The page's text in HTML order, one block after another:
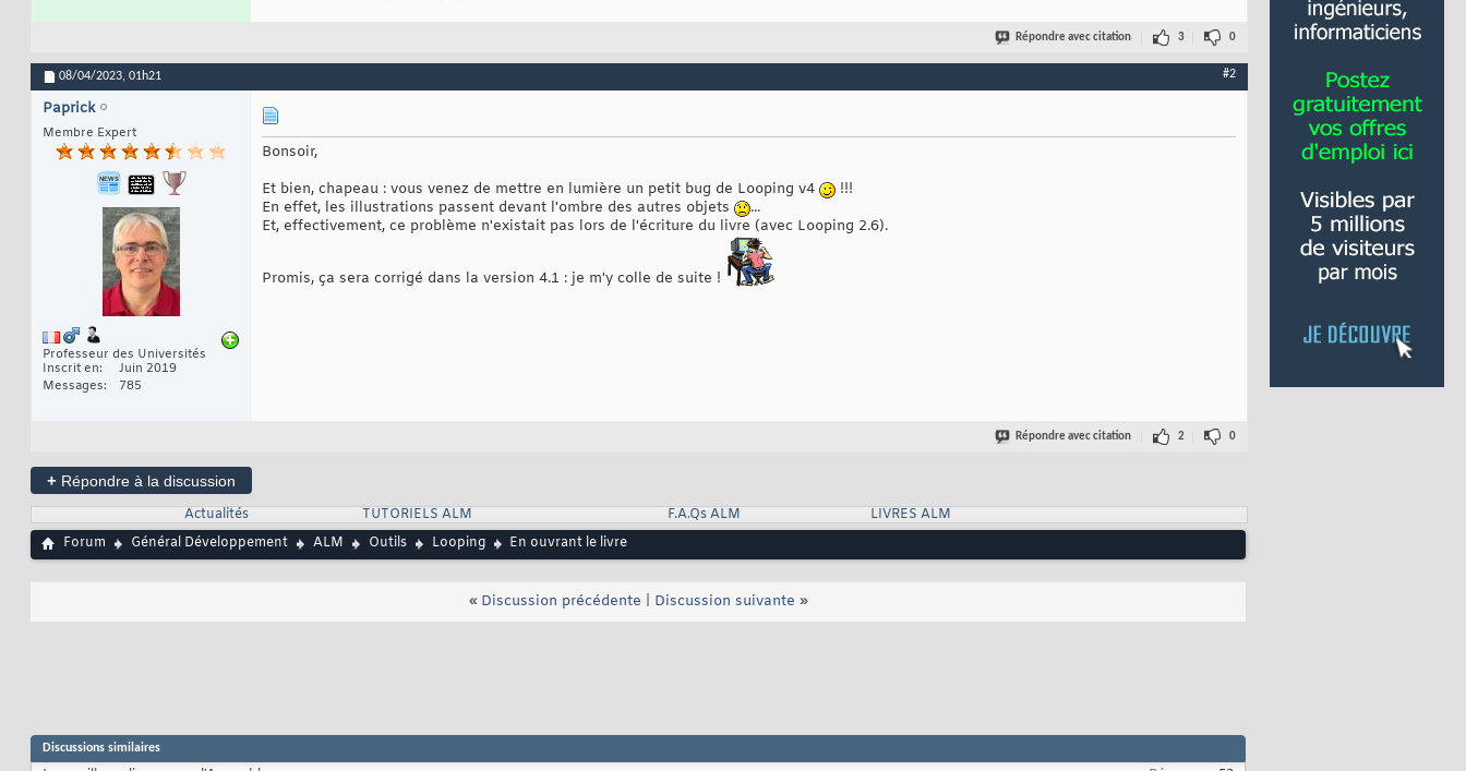
Répondre avec citation 3 0
08/04/2023, 01h21 #2
Paprick
Membre Expert
Professeur des Universités
Inscrit en
Juin 2019
Messages
785
Bonsoir,
Et bien, chapeau : vous venez de mettre en lumière un petit bug de Looping v4
!!!
En effet, les illustrations passent devant l'ombre des autres objets
...
Et, effectivement, ce problème n'existait pas lors de l'écriture du livre (avec Looping 2.6).
Promis, ça sera corrigé dans la version 4.1 : je m'y colle de suite !
Répondre avec citation 2 0
+ Répondre à la discussion
Actualités
TUTORIELS ALM F.A.Qs ALM
LIVRES ALM
Forum
Général Développement ALM Outils Looping En ouvrant le livre
« Discussion précédente Discussion suivante »
Discussions similaires